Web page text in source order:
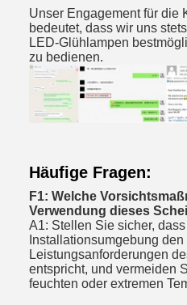
Unser Engagement für die
bedeutet, dass wir uns
LED-Glühlampen
zu bedienen.
Häufige Fragen:
F1: Welche
Verwendung dieses
A1: Stellen Sie sicher,
Installationsumgebung
Leistungsanforderungen
entspricht, und vermeiden
feuchten oder extremen